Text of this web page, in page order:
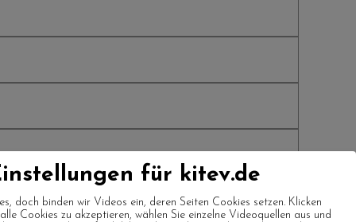
für kitev.de
doch binden wir Videos ein, deren Seiten Cookies setzen. Klicken
Cookies zu akzeptieren, wählen Sie einzelne Videoquellen aus und